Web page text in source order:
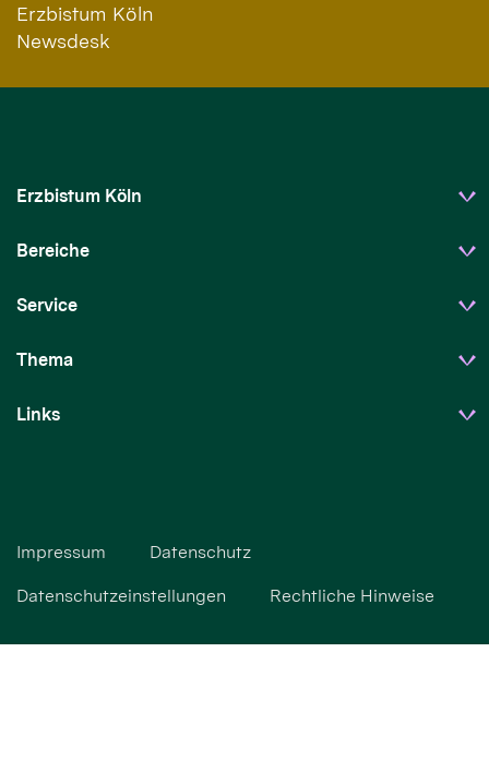
Erzbistum Köln
Newsdesk
Erzbistum Köln
Bereiche
Service
Thema
Links
Impressum Datenschutz
Datenschutzeinstellungen Rechtliche Hinweise